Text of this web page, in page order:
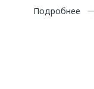
Подробнее